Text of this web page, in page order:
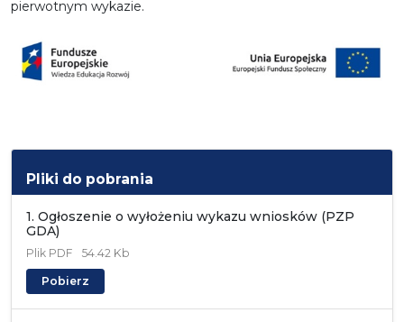
pierwotnym wykazie.
Pliki do pobrania
1. Ogłoszenie o wyłożeniu wykazu wniosków (PZP
GDA)
Plik PDF 54.42 Kb
Pobierz